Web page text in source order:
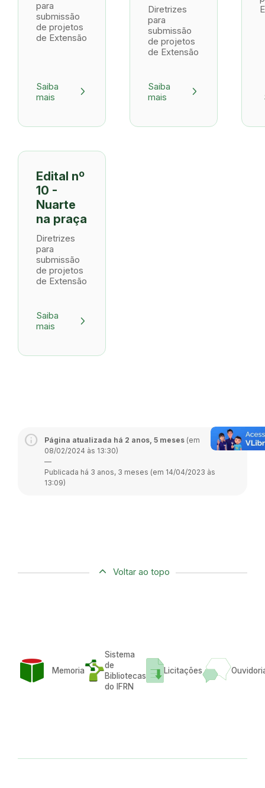
para
submissão
de projetos
de Extensão
Saiba
mais
arrow_forward_ios
Diretrizes
para
submissão
de projetos
de Extensão
Saiba
mais
arrow_forward_ios
Edital nº
10 -
Nuarte
na praça
Diretrizes
para
submissão
de projetos
de Extensão
Saiba
mais
arrow_forward_ios
Página atualizada há 2 anos, 5 meses (em
08/02/2024 às 13:30)
—
Publicada há 3 anos, 3 meses (em 14/04/2023 às
13:09)
Voltar ao topo
Memoria
Sistema
de
Bibliotecas
do IFRN
Licitações